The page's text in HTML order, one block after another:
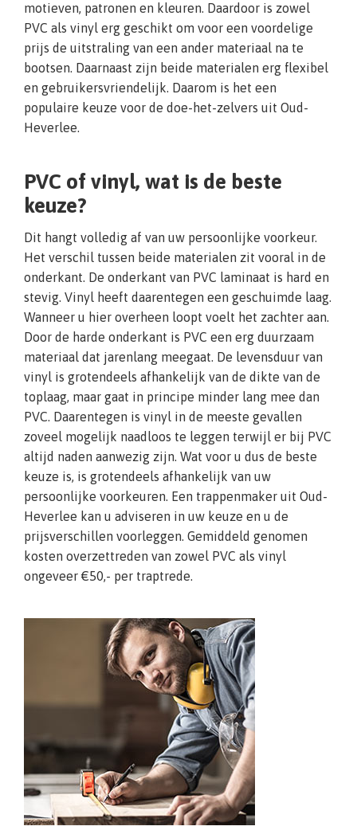
motieven, patronen en kleuren. Daardoor is zowel
PVC als vinyl erg geschikt om voor een voordelige
prijs de uitstraling van een ander materiaal na te
bootsen. Daarnaast zijn beide materialen erg flexibel
en gebruikersvriendelijk. Daarom is het een
populaire keuze voor de doe-het-zelvers uit Oud-
Heverlee.
PVC of vinyl, wat is de beste
keuze?
Dit hangt volledig af van uw persoonlijke voorkeur.
Het verschil tussen beide materialen zit vooral in de
onderkant. De onderkant van PVC laminaat is hard en
stevig. Vinyl heeft daarentegen een geschuimde laag.
Wanneer u hier overheen loopt voelt het zachter aan.
Door de harde onderkant is PVC een erg duurzaam
materiaal dat jarenlang meegaat. De levensduur van
vinyl is grotendeels afhankelijk van de dikte van de
toplaag, maar gaat in principe minder lang mee dan
PVC. Daarentegen is vinyl in de meeste gevallen
zoveel mogelijk naadloos te leggen terwijl er bij PVC
altijd naden aanwezig zijn. Wat voor u dus de beste
keuze is, is grotendeels afhankelijk van uw
persoonlijke voorkeuren. Een trappenmaker uit Oud-
Heverlee kan u adviseren in uw keuze en u de
prijsverschillen voorleggen. Gemiddeld genomen
kosten overzettreden van zowel PVC als vinyl
ongeveer €50,- per traptrede.